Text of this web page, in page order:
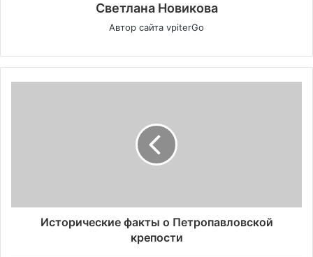
Светлана Новикова
Автор сайта vpiterGo
Исторические факты о Петропавловской
крепости